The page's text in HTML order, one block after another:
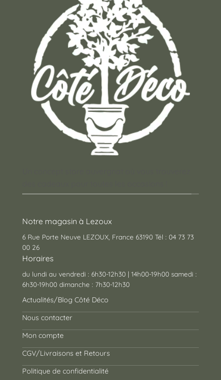
Notre magasin à Lezoux
6 Rue Porte Neuve LEZOUX, France 63190 Tél : 04 73 73
00 26
Horaires
du lundi au vendredi : 6h30-12h30 | 14h00-19h00 samedi :
6h30-19h00 dimanche : 7h30-12h30
Actualités/Blog Côté Déco
Nous contacter
Mon compte
CGV/Livraisons et Retours
Politique de confidentialité